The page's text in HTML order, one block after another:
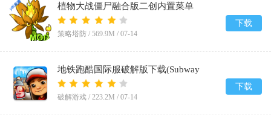
植物大战僵尸融合版二创内置菜单
(PlantsVsZombiesRH-Mod)v3.8
策略塔防 / 569.9M / 07-14
下载
地铁跑酷国际服破解版下载(Subway
Surf)v3.66.0
破解游戏 / 223.2M / 07-14
下载